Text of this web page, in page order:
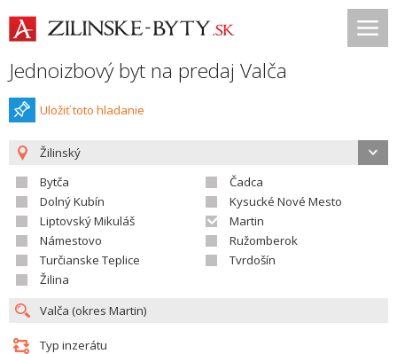
Jednoizbový byt na predaj Valča
Uložiť toto hladanie
Žilinský
Bytča
Čadca
Dolný Kubín
Kysucké Nové Mesto
Liptovský Mikuláš
Martin
Námestovo
Ružomberok
Turčianske Teplice
Tvrdošín
Žilina
Typ inzerátu